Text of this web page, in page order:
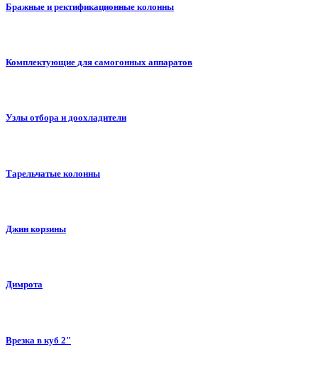
Бражные и ректификационные колонны
Комплектующие для самогонных аппаратов
Узлы отбора и доохладители
Тарельчатые колонны
Джин корзины
Димрота
Врезка в куб 2"